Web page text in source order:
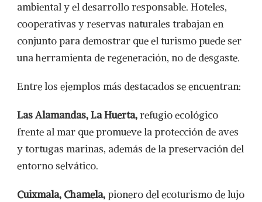
ambiental y el desarrollo responsable. Hoteles,
cooperativas y reservas naturales trabajan en
conjunto para demostrar que el turismo puede ser
una herramienta de regeneración, no de desgaste.
Entre los ejemplos más destacados se encuentran:
Las Alamandas, La Huerta,refugio ecológico
frente al mar que promueve la protección de aves
y tortugas marinas, además de la preservación del
entorno selvático.
Cuixmala, Chamela,pionero del ecoturismo de lujo